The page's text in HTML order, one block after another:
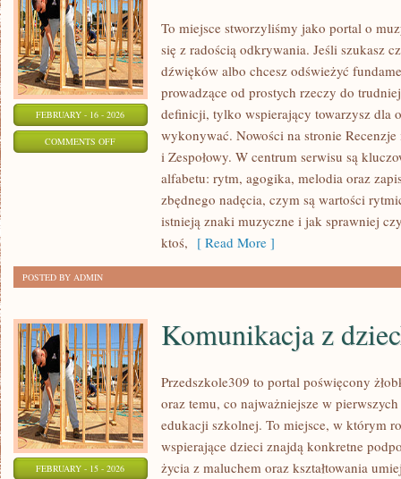
FEBRUARY - 16 - 2026
COMMENTS OFFON
To miejsce stworzyliśmy jako portal o
się z radością odkrywania. Jeśli szukasz
dźwięków albo chcesz odświeżyć
prowadzące od prostych rzeczy do
definicji, tylko wspierający towarzysz dla
wykonywać. Nowości na stronie
i Zespołowy. W centrum serwisu są
alfabetu: rytm, agogika, melodia oraz
zbędnego nadęcia, czym są wartości
istnieją znaki muzyczne i jak sprawniej
ktoś, [ Read More ]
POSTED BY ADMIN
FEBRUARY - 15 - 2026
Komunikacja z
Przedszkole309 to portal poświęcony
oraz temu, co najważniejsze w
edukacji szkolnej. To miejsce, w którym
wspierające dzieci znajdą konkretne
życia z maluchem oraz kształtowania